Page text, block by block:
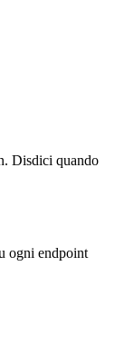
Disdici quando
ogni endpoint